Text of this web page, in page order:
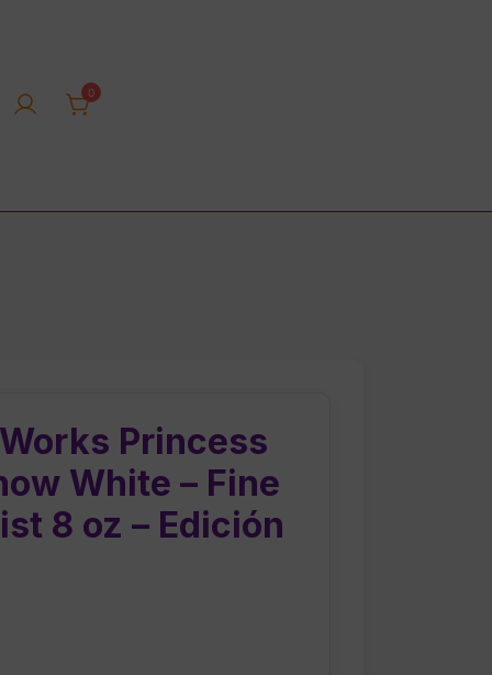
0
Princess
White – Fine
8 oz – Edición